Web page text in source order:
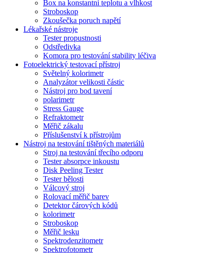
Box na konstantní teplotu a vlhkost
Stroboskop
Zkoušečka poruch napětí
Lékařské nástroje
Tester propustnosti
Odstředivka
Komora pro testování stability léčiva
Fotoelektrický testovací přístroj
Světelný kolorimetr
Analyzátor velikosti částic
Nástroj pro bod tavení
polarimetr
Stress Gauge
Refraktometr
Měřič zákalu
Příslušenství k přístrojům
Nástroj na testování tištěných materiálů
Stroj na testování třecího odporu
Tester absorpce inkoustu
Disk Peeling Tester
Tester bělosti
Válcový stroj
Rolovací měřič barev
Detektor čárových kódů
kolorimetr
Stroboskop
Měřič lesku
Spektrodenzitometr
Spektrofotometr